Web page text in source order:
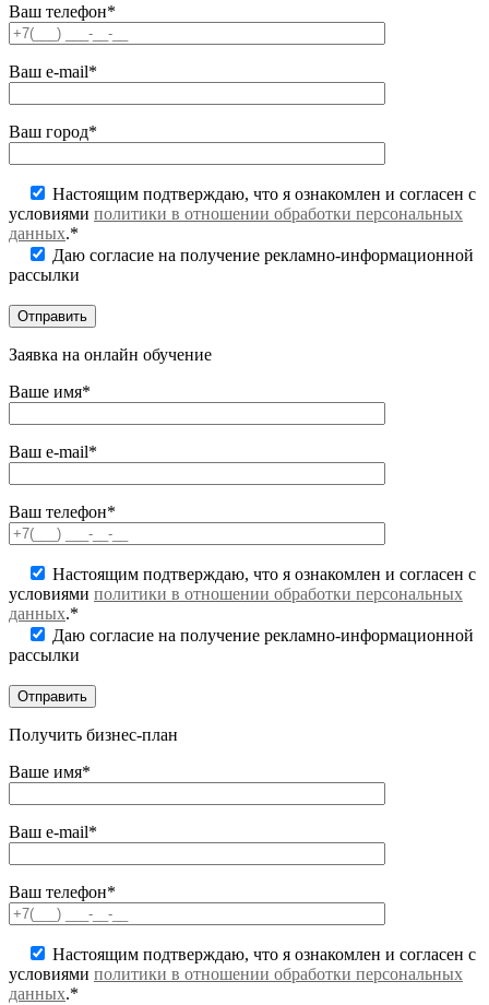
Ваш телефон*
Ваш e-mail*
Ваш город*
Настоящим подтверждаю, что я ознакомлен и согласен с
условиями политики в отношении обработки персональных
данных.*
Даю согласие на получение рекламно-информационной
рассылки
Заявка на онлайн обучение
Ваше имя*
Ваш e-mail*
Ваш телефон*
Настоящим подтверждаю, что я ознакомлен и согласен с
условиями политики в отношении обработки персональных
данных.*
Даю согласие на получение рекламно-информационной
рассылки
Получить бизнес-план
Ваше имя*
Ваш e-mail*
Ваш телефон*
Настоящим подтверждаю, что я ознакомлен и согласен с
условиями политики в отношении обработки персональных
данных.*